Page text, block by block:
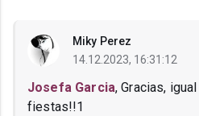
Miky Perez
14.12.2023, 16:31:12
Josefa Garcia, Gracias,
fiestas!!1